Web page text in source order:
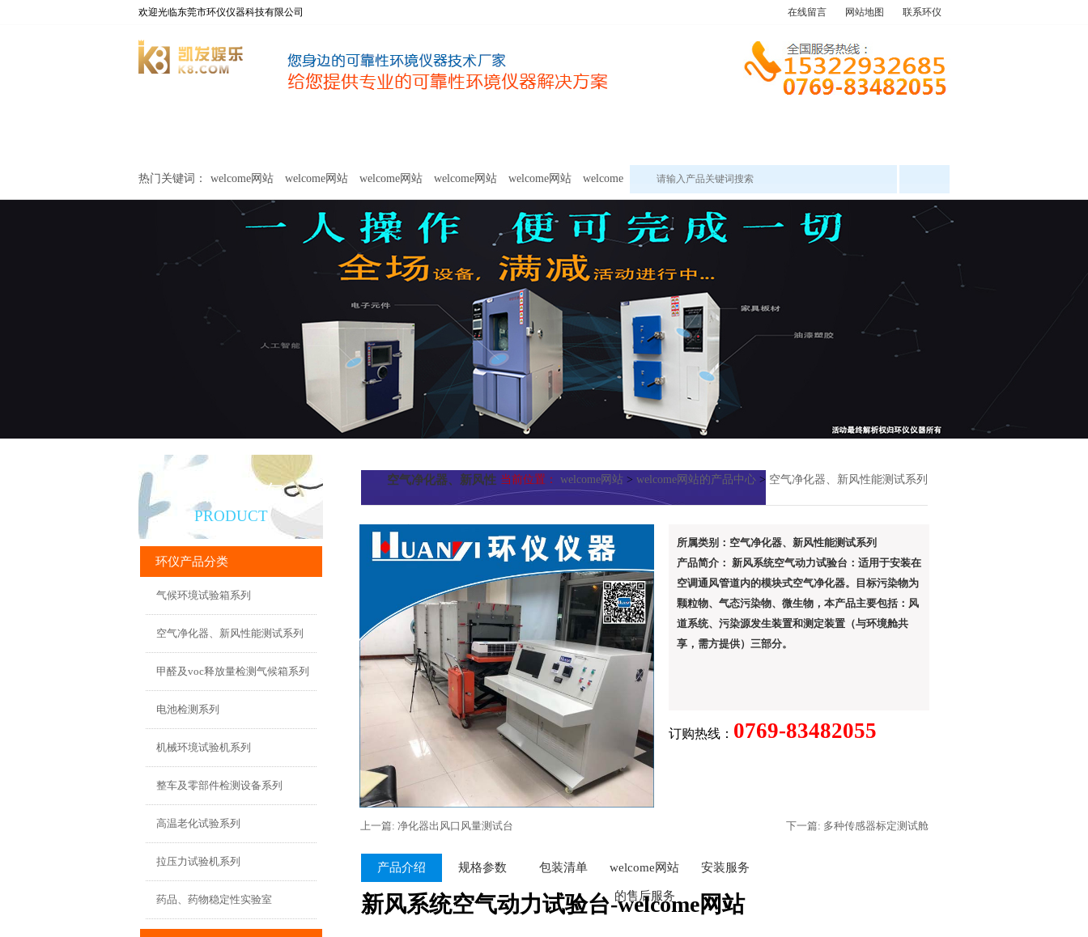
欢迎光临东莞市环仪仪器科技有限公司 在线留言 网站地图 联系环仪
关于环仪 联系环仪
热门关键词： welcome网站 welcome网站 welcome网站 welcome网站 welcome网站 welcome
welcome网站
产品直通车
PRODUCT
环仪产品分类
气候环境试验箱系列
空气净化器、新风性能测试系列
甲醛及voc释放量检测气候箱系列
电池检测系列
机械环境试验机系列
整车及零部件检测设备系列
高温老化试验系列
拉压力试验机系列
药品、药物稳定性实验室
当前位置： welcome网站 > welcome网站的产品中心 > 空气净化器、新风性能测试系列
空气净化器、新风性
能测试系列
所属类别：空气净化器、新风性能测试系列
产品简介： 新风系统空气动力试验台：适用于安装在
空调通风管道内的模块式空气净化器。目标污染物为
颗粒物、气态污染物、微生物，本产品主要包括：风
道系统、污染源发生装置和测定装置（与环境舱共
享，需方提供）三部分。
订购热线： 0769-83482055
上一篇: 净化器出风口风量测试台 下一篇: 多种传感器标定测试舱
产品介绍 规格参数 包装清单 welcome网站
的售后服务
安装服务
新风系统空气动力试验台-welcome网站